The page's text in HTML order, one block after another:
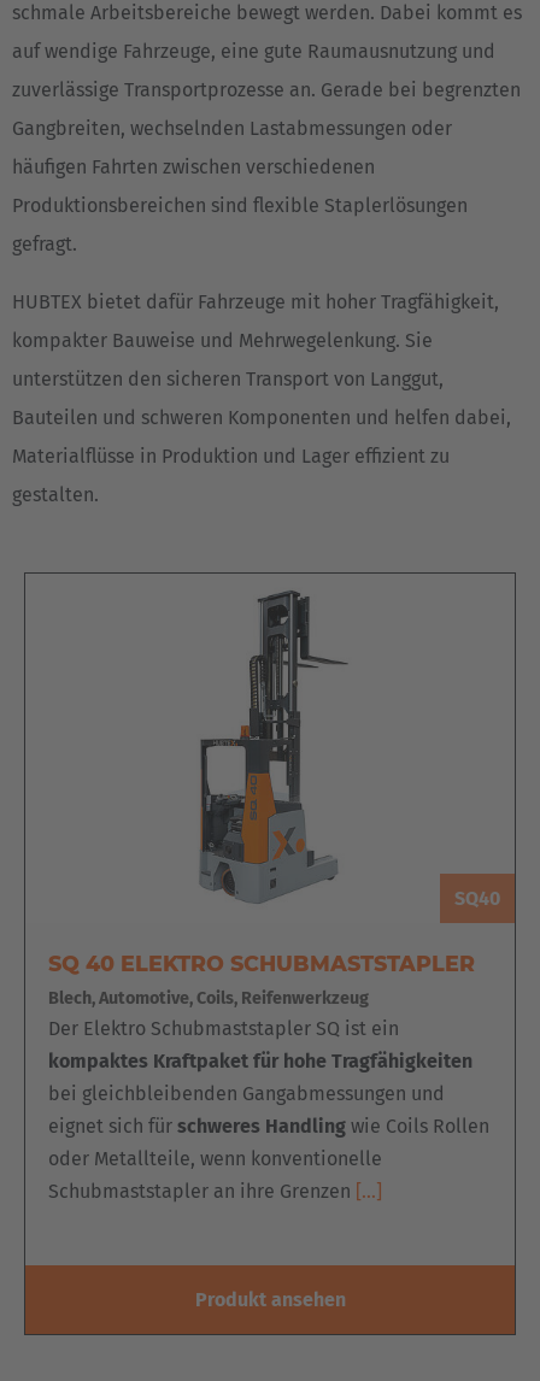
schmale Arbeitsbereiche bewegt werden. Dabei kommt es
auf wendige Fahrzeuge, eine gute Raumausnutzung und
zuverlässige Transportprozesse an. Gerade bei begrenzten
Gangbreiten, wechselnden Lastabmessungen oder
häufigen Fahrten zwischen verschiedenen
Produktionsbereichen sind flexible Staplerlösungen
gefragt.
HUBTEX bietet dafür Fahrzeuge mit hoher Tragfähigkeit,
kompakter Bauweise und Mehrwegelenkung. Sie
unterstützen den sicheren Transport von Langgut,
Bauteilen und schweren Komponenten und helfen dabei,
Materialflüsse in Produktion und Lager effizient zu
gestalten.
SQ40
SQ 40 ELEKTRO SCHUBMASTSTAPLER
Blech, Automotive, Coils, Reifenwerkzeug
Der Elektro Schubmaststapler SQ ist ein
kompaktes Kraftpaket für hohe Tragfähigkeiten
bei gleichbleibenden Gangabmessungen und
eignet sich fürschweres Handling wie Coils Rollen
oder Metallteile, wenn konventionelle
Schubmaststapler an ihre Grenzen […]
Produkt ansehen